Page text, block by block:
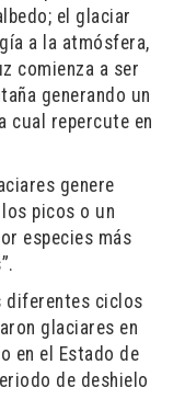
el glaciar
a la atmósfera,
comienza a ser
generando un
cual repercute en
genere
picos o un
especies más
diferentes ciclos
glaciares en
en el Estado de
de deshielo